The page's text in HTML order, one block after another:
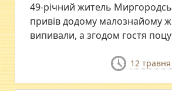
49-річний житель
привів додому малознайому
випивали, а згодом гостя
12